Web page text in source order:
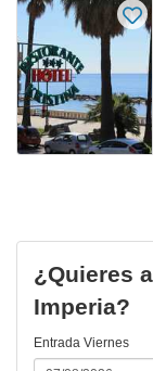
¿Quieres
Imperia?
Entrada Viernes